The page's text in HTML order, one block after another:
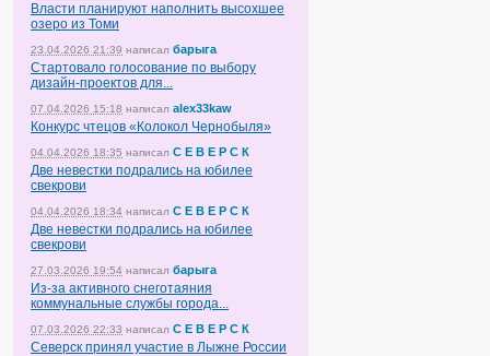
Власти планируют наполнить высохшее
озеро из Томи
23.04.2026 21:39 написал барыга
Стартовало голосование по выбору
дизайн-проектов для...
07.04.2026 15:18 написал alex33kaw
Конкурс чтецов «Колокол Чернобыля»
04.04.2026 18:35 написал С Е В Е Р С К
Две невестки подрались на юбилее
свекрови
04.04.2026 18:34 написал С Е В Е Р С К
Две невестки подрались на юбилее
свекрови
27.03.2026 19:54 написал барыга
Из-за активного снеготаяния
коммунальные службы города...
07.03.2026 22:33 написал С Е В Е Р С К
Северск принял участие в Лыжне России